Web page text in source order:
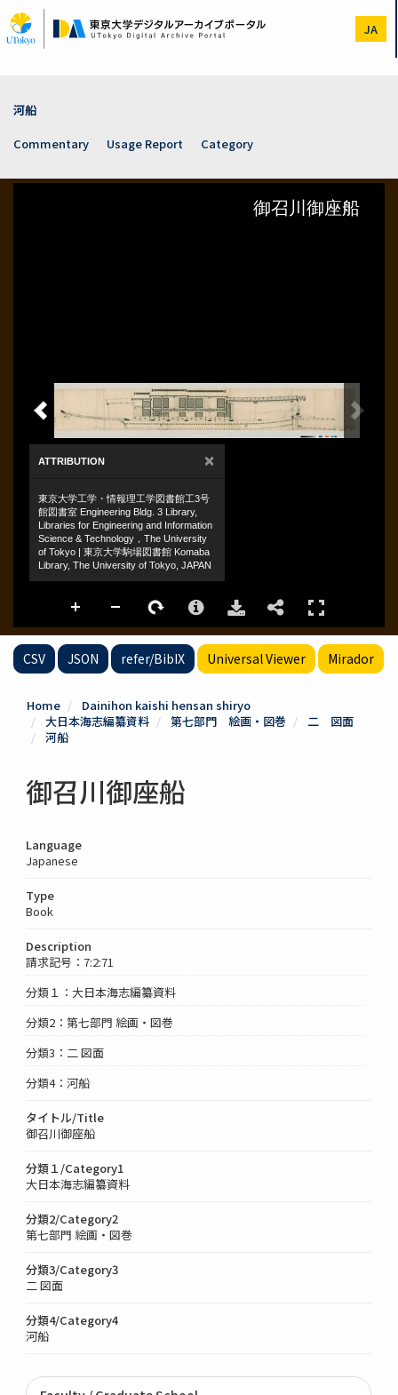
to
main
JA
河船
Commentary
Usage Report Category
CSV JSON refer/BibIX Universal Viewer Mirador
Home
Dainihon kaishi hensan shiryo
大日本海志編纂資料
第七部門 絵画・図巻
二 図面
河船
御召川御座船
Language
Japanese
Type
Book
Description
請求記号：7:2:71
分類１：大日本海志編纂資料
分類2：第七部門 絵画・図巻
分類3：二 図面
分類4：河船
タイトル/Title
御召川御座船
分類１/Category1
大日本海志編纂資料
分類2/Category2
第七部門 絵画・図巻
分類3/Category3
二 図面
分類4/Category4
河船